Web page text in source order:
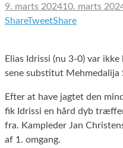
9. marts 202410. marts
ShareTweetShare
Elias Idrissi (nu 3-0) var
sene substitut Mehmedalija
Efter at have jagtet den
fik Idrissi en hård dyb
fra. Kampleder Jan
af 1. omgang.